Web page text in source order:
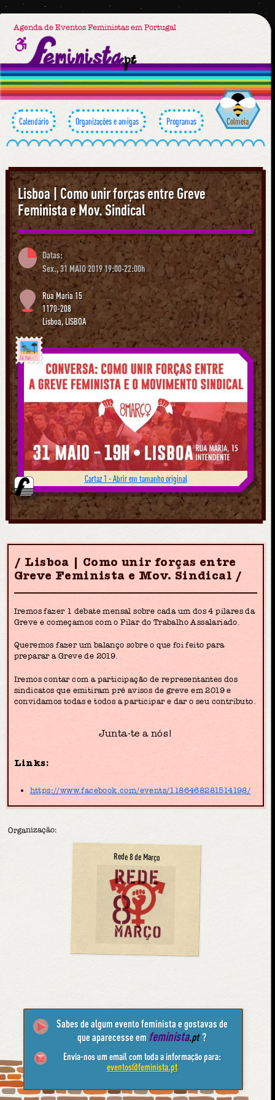
Agenda de Eventos Feministas em Portugal
Calendário Organizações e amigas Programas Colmeia
Lisboa | Como unir forças entre Greve
Feminista e Mov. Sindical
Datas:
Sex., 31 MAIO 2019 19:00-22:00h
Rua Maria 15
1170-208
Lisboa, LISBOA
Já foi
Cartaz 1 - Abrir em tamanho original
Lisboa | Como unir forças entre
Greve Feminista e Mov. Sindical
Iremos fazer 1 debate mensal sobre cada um dos 4 pilares da
Greve e começamos com o Pilar do Trabalho Assalariado.
Queremos fazer um balanço sobre o que foi feito para
preparar a Greve de 2019.
Iremos contar com a participação de representantes dos
sindicatos que emitiram pré avisos de greve em 2019 e
convidamos todas e todos a participar e dar o seu contributo.
Junta-te a nós!
Links:
https://www.facebook.com/events/1186468281514198/
Organização:
Rede 8 de Março
Sabes de algum evento feminista e gostavas de
que aparecesse em feminista.pt ?
Envia-nos um email com toda a informação para:
eventos@feminista.pt